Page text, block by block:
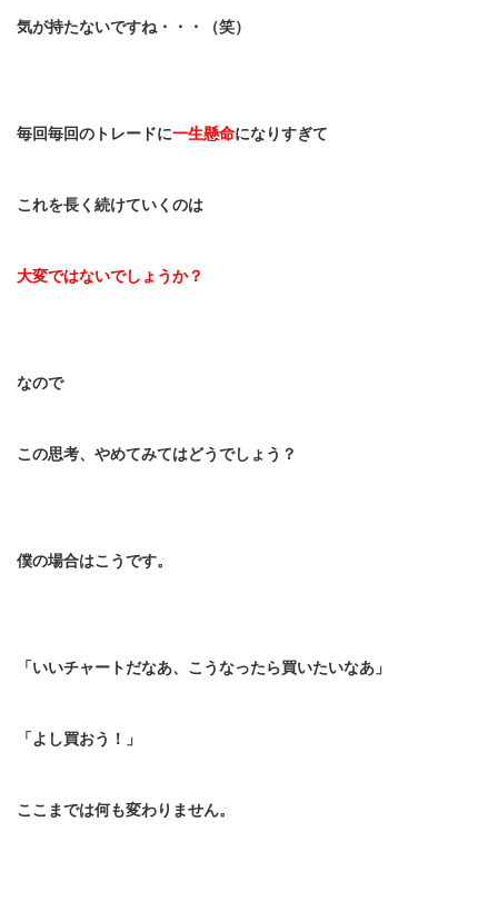
気が持たないですね・・・（笑）
毎回毎回のトレードに一生懸命になりすぎて
これを長く続けていくのは
大変ではないでしょうか？
なので
この思考、やめてみてはどうでしょう？
僕の場合はこうです。
「いいチャートだなあ、こうなったら買いたいなあ」
「よし買おう！」
ここまでは何も変わりません。